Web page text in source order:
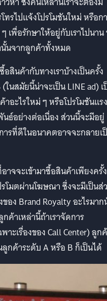
ทรไปแจ้งโปรโมชันใหม่ หรือก
เพื่อรักษาให้อยู่กับเราไปนาน
นจากลูกค้าทั้งหมด
สินค้ากับทางเราบ้างเป็นครั้ง
ในสมัยนี้น่าจะเป็น LINE ad)
อะไรใหม่ ๆ หรือโปรโมชันแร
ธ์อย่างต่อเนื่อง ส่วนนี้จะมีอยู่
ารที่ดีในอนาคตอาจจะกลายเ
จจะเข้ามาซื้อสินค้าเพียงครั้ง
รโมตผ่านโฆษณา ซึ่งจะมีเป็นส่
อง Brand Royalty อะไรมา
ค้าเหล่านี้ถ้าเราจัดการ
าะเรื่องของ Call Center) ลูก
กค้าระดับ A หรือ B ก็เป็นได้